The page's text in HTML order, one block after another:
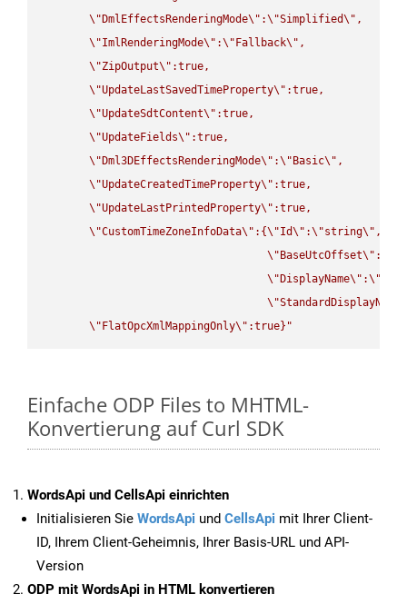
\" DmlEffectsRenderingMode\" :\"Simplified\" ,
\"ImlRenderingMode\" :\" Fallback\" ,
\"ZipOutput\" :true,
\"UpdateLastSavedTimeProperty\" :true,
\"UpdateSdtContent\" :true,
\"UpdateFields\" :true,
\" Dml3DEffectsRenderingMode\" :\" Basic\" ,
\"UpdateCreatedTimeProperty\" :true,
\"UpdateLastPrintedProperty\" :true,
\"CustomTimeZoneInfoData\" :{\"Id\" :\"string\" ,
\" BaseUtcOffset\" :
\" DisplayName\" :\"
\"StandardDisplayName
\" FlatOpcXmlMappingOnly\" :true}"
Einfache ODP Files to MHTML-
Konvertierung auf Curl SDK
WordsApi und CellsApi einrichten
Initialisieren Sie WordsApi und CellsApi mit Ihrer Client-
ID, Ihrem Client-Geheimnis, Ihrer Basis-URL und API-
Version
ODP mit WordsApi in HTML konvertieren